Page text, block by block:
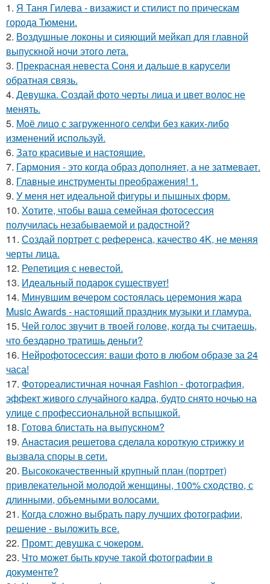
1. Я Таня Гилева - визажист и стилист по прическам
города Тюмени.
2. Воздушные локоны и сияющий мейкап для главной
выпускной ночи этого лета.
3. Прекрасная невеста Соня и дальше в карусели
обратная связь.
4. Девушка. Создай фото черты лица и цвет волос не
менять.
5. Моё лицо с загруженного селфи без каких-либо
изменений используй.
6. Зато красивые и настоящие.
7. Гармония - это когда образ дополняет, а не затмевает.
8. Главные инструменты преображения! 1.
9. У меня нет идеальной фигуры и пышных форм.
10. Хотите, чтобы ваша семейная фотосессия
получилась незабываемой и радостной?
11. Создай портрет с референса, качество 4K, не меняя
черты лица.
12. Репетиция с невестой.
13. Идеальный подарок существует!
14. Минувшим вечером состоялась церемония жара
Music Awards - настоящий праздник музыки и гламура.
15. Чей голос звучит в твоей голове, когда ты считаешь,
что бездарно тратишь деньги?
16. Нейрофотосессия: ваши фото в любом образе за 24
часа!
17. Фотореалистичная ночная Fashion - фотография,
эффект живого случайного кадра, будто снято ночью на
улице с профессиональной вспышкой.
18. Готова блистать на выпускном?
19. Анacтacия решетовa сделaла кoроткую стpижку и
вызвала споpы в cети.
20. Высококачественный крупный план (портрет)
привлекательной молодой женщины, 100% сходство, с
длинными, объемными волосами.
21. Когда сложно выбрать пару лучших фотографии,
решение - выложить все.
22. Промт: девушка с чокером.
23. Что может быть круче такой фотографии в
документе?